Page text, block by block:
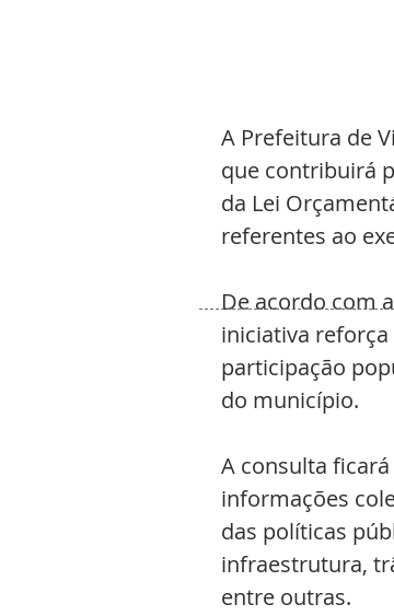
A Prefeitura de
que contribuirá
da Lei
referentes ao
De acordo com
iniciativa
participação
do município.
A consulta
informações
das políticas
infraestrutura,
entre outras.